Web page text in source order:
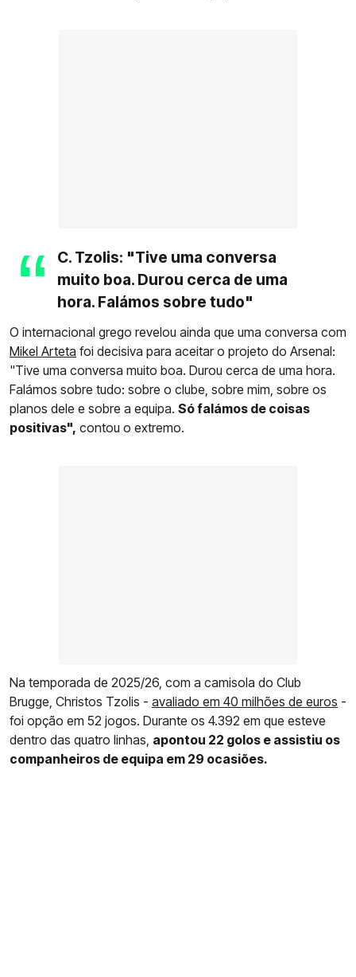
C. Tzolis: "Tive uma conversa
muito boa. Durou cerca de uma
hora. Falámos sobre tudo"
O internacional grego revelou ainda que uma conversa com
Mikel Arteta foi decisiva para aceitar o projeto do Arsenal:
"Tive uma conversa muito boa. Durou cerca de uma hora.
Falámos sobre tudo: sobre o clube, sobre mim, sobre os
planos dele e sobre a equipa. Só falámos de coisas
positivas", contou o extremo.
Na temporada de 2025/26, com a camisola do Club
Brugge, Christos Tzolis - avaliado em 40 milhões de euros -
foi opção em 52 jogos. Durante os 4.392 em que esteve
dentro das quatro linhas, apontou 22 golos e assistiu os
companheiros de equipa em 29 ocasiões.